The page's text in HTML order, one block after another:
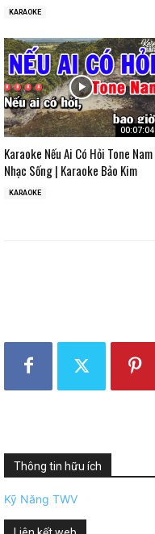
KARAOKE
00:07:04
Karaoke Nếu Ai Có Hỏi Tone Nam
Nhạc Sống | Karaoke Bảo Kim
KARAOKE
Thông tin hữu ích
Kỹ Năng TWV